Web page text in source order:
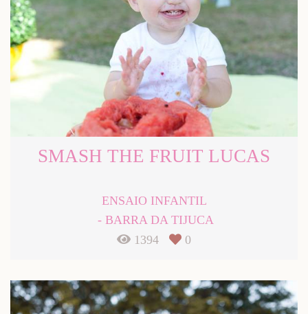
SMASH THE FRUIT LUCAS
ENSAIO INFANTIL
BARRA DA TIJUCA
1394
0